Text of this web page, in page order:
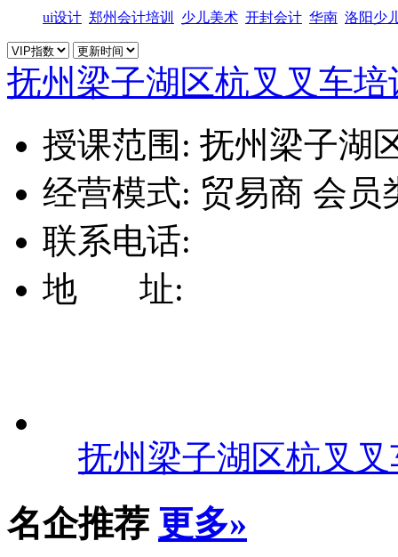
ui设计 郑州会计培训 少儿美术 开封会计 华南 洛阳少
抚州梁子湖区杭叉叉车培
授课范围: 抚州梁子湖
经营模式: 贸易商 会员
联系电话:
地 址:
抚州梁子湖区杭叉
名企推荐 更多»